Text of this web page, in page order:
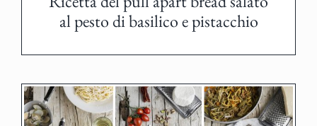
al pesto di basilico e pistacchio